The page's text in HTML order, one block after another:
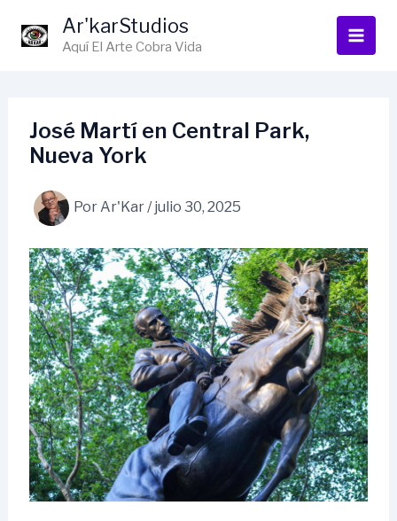
contenido
Ar'karStudios
Aquí El Arte Cobra Vida
José Martí en Central Park,
Nueva York
PorAr'Kar/julio 30, 2025